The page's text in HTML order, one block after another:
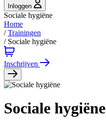
Inloggen
Sociale hygiëne
Home
/Trainingen
/ Sociale hygiëne
Inschrijven
Sociale hygiëne